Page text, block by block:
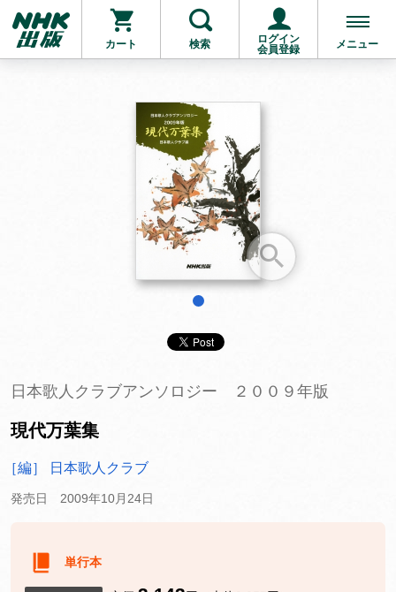
カート 検索
ログイン
会員登録
メニュー
お支払いに進む
他にも商品を買う
日本歌人クラブアンソロジー ２００９年版
現代万葉集
［編］ 日本歌人クラブ
発売日 2009年10月24日
単行本